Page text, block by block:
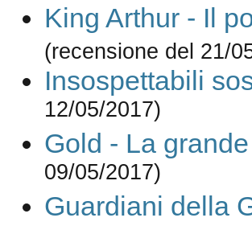
King Arthur - Il
(recensione del 21/
Insospettabili
12/05/2017)
Gold - La
09/05/2017)
Guardiani della